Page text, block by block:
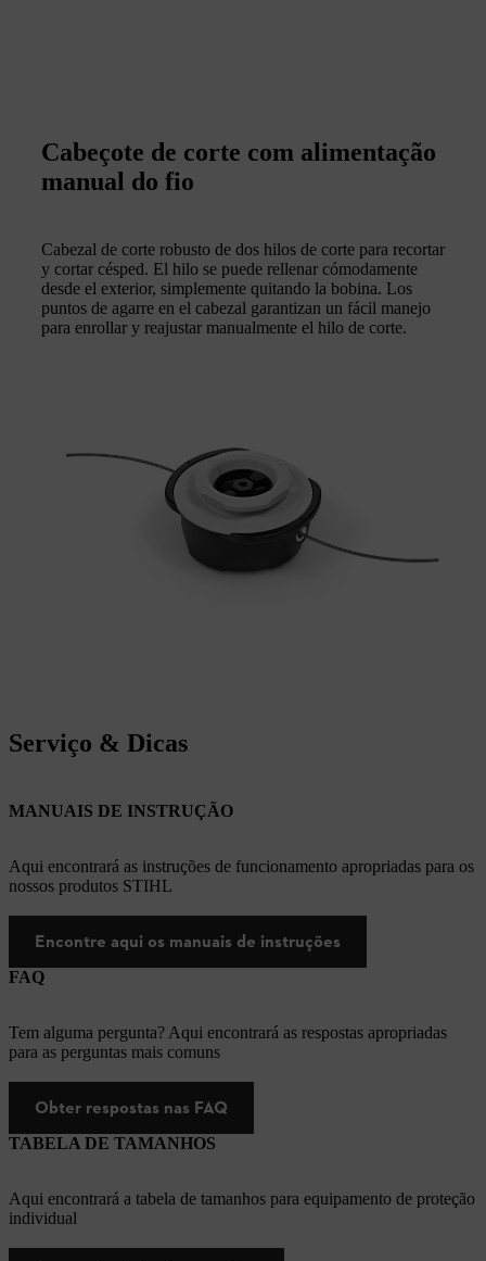
Cabeçote de corte com alimentação
manual do fio
Cabezal de corte robusto de dos hilos de corte para recortar
y cortar césped. El hilo se puede rellenar cómodamente
desde el exterior, simplemente quitando la bobina. Los
puntos de agarre en el cabezal garantizan un fácil manejo
para enrollar y reajustar manualmente el hilo de corte.
Serviço & Dicas
MANUAIS DE INSTRUÇÃO
Aqui encontrará as instruções de funcionamento apropriadas para os
nossos produtos STIHL
Encontre aqui os manuais de instruções
FAQ
Tem alguma pergunta? Aqui encontrará as respostas apropriadas
para as perguntas mais comuns
Obter respostas nas FAQ
TABELA DE TAMANHOS
Aqui encontrará a tabela de tamanhos para equipamento de proteção
individual